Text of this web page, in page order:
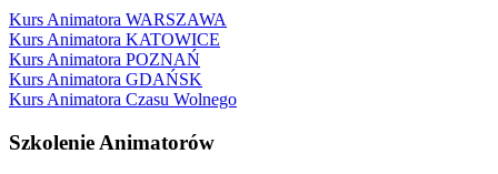
Kurs Animatora WARSZAWA
Kurs Animatora KATOWICE
Kurs Animatora POZNAŃ
Kurs Animatora GDAŃSK
Kurs Animatora Czasu Wolnego
Szkolenie Animatorów